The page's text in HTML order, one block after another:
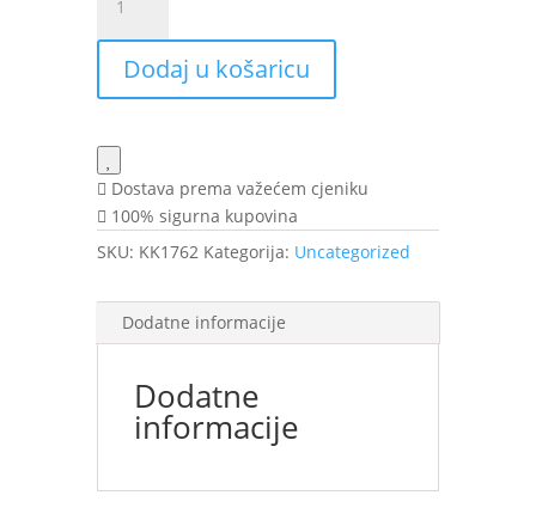
LITTLE
SUDOCREM
g
Dodaj u košaricu
Dostava prema važećem cjeniku
100% sigurna kupovina
SKU: KK1762 Kategorija: Uncategorized
Dodatne informacije
Dodatne
informacije